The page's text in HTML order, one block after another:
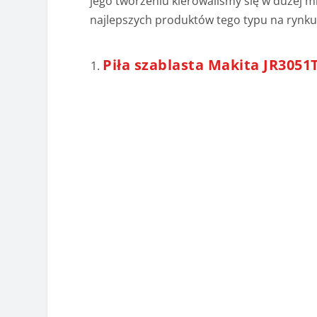
najlepszych produktów tego typu na
Piła szablasta Makita